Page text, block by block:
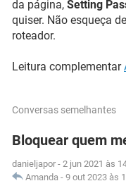
da página, Setting
quiser. Não esqueça
roteador.
Leitura complementar
Conversas semelhantes
Bloquear quem
danieljapor - 2 jun 2021 às
Amanda - 9 out 2023 às